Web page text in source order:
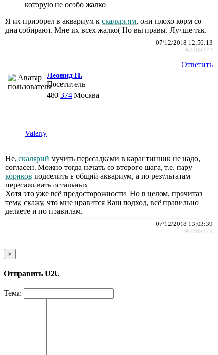
которую не особо жалко
Я их приобрел в аквариум к скаляриям, они плохо корм со
дна собирают. Мне их всех жалко( Но вы правы. Лучше так.
07/12/2018 12:56:13
#2569372
Ответить
Леонид Н.
Посетитель
480 374 Москва
Valeriy
Не, скалярий мучить пересадками в карантинник не надо,
согласен. Можно тогда начать со второго шага, т.е. пару
кориков подселить в общий аквариум, а по результатам
пересаживать остальных.
Хотя это уже всё предосторожности. Но в целом, прочитав
тему, скажу, что мне нравится Ваш подход, всё правильно
делаете и по правилам.
07/12/2018 13:03:39
#2569379
×
Отправить U2U
Тема: